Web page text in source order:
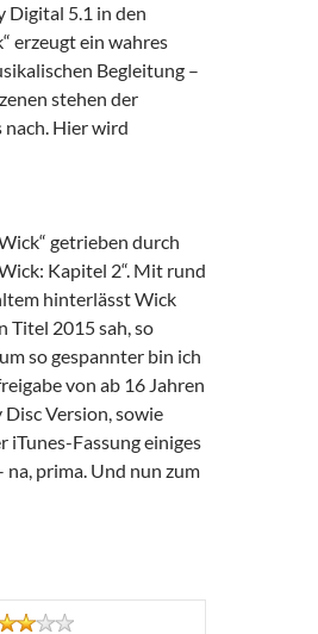
Digital 5.1 in den
erzeugt ein wahres
Begleitung –
stehen der
Hier wird
getrieben durch
Kapitel 2“. Mit rund
hinterlässt Wick
Titel 2015 sah, so
so gespannter bin ich
von ab 16 Jahren
Version, sowie
iTunes-Fassung einiges
prima. Und nun zum